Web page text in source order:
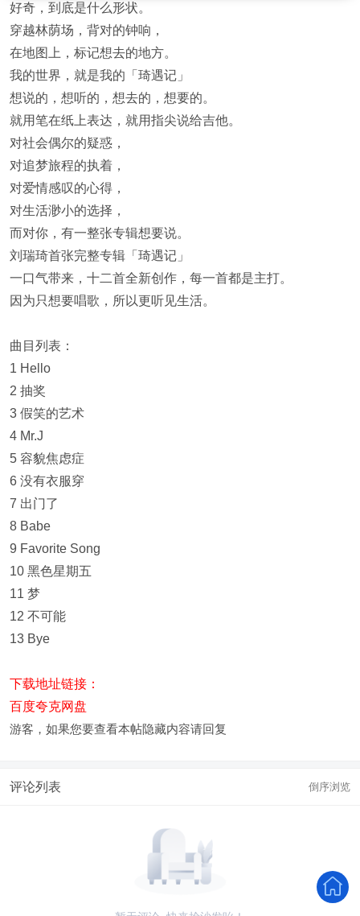
好奇，到底是什么形状。
穿越林荫场，背对的钟响，
在地图上，标记想去的地方。
我的世界，就是我的「琦遇记」
想说的，想听的，想去的，想要的。
就用笔在纸上表达，就用指尖说给吉他。
对社会偶尔的疑惑，
对追梦旅程的执着，
对爱情感叹的心得，
对生活渺小的选择，
而对你，有一整张专辑想要说。
刘瑞琦首张完整专辑「琦遇记」
一口气带来，十二首全新创作，每一首都是主打。
因为只想要唱歌，所以更听见生活。
曲目列表：
1 Hello
2 抽奖
3 假笑的艺术
4 Mr.J
5 容貌焦虑症
6 没有衣服穿
7 出门了
8 Babe
9 Favorite Song
10 黑色星期五
11 梦
12 不可能
13 Bye
下载地址链接：
百度夸克网盘
游客，如果您要查看本帖隐藏内容请回复
评论列表 倒序浏览